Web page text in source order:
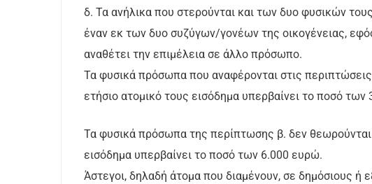
δ. Τα ανήλικα που στερούνται και των δυο φυσικών
έναν εκ των δυο συζύγων/γονέων της οικογένειας,
αναθέτει την επιμέλεια σε άλλο πρόσωπο.
Τα φυσικά πρόσωπα που αναφέρονται στις
ετήσιο ατομικό τους εισόδημα υπερβαίνει το ποσό
Τα φυσικά πρόσωπα της περίπτωσης β. δεν
εισόδημα υπερβαίνει το ποσό των 6.000 ευρώ.
Άστεγοι, δηλαδή άτομα που διαμένουν, σε δημόσιους